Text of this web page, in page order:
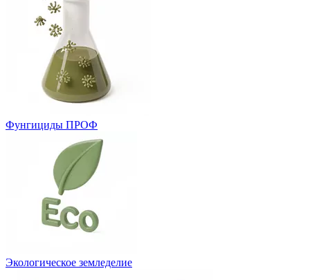
Фунгициды ПРОФ
Экологическое земледелие